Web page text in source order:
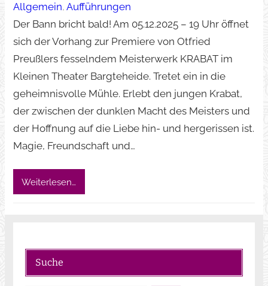
Allgemein, Aufführungen
Der Bann bricht bald! Am 05.12.2025 – 19 Uhr öffnet
sich der Vorhang zur Premiere von Otfried
Preußlers fesselndem Meisterwerk KRABAT im
Kleinen Theater Bargteheide. Tretet ein in die
geheimnisvolle Mühle. Erlebt den jungen Krabat,
der zwischen der dunklen Macht des Meisters und
der Hoffnung auf die Liebe hin- und hergerissen ist.
Magie, Freundschaft und…
Weiterlesen…
Suche